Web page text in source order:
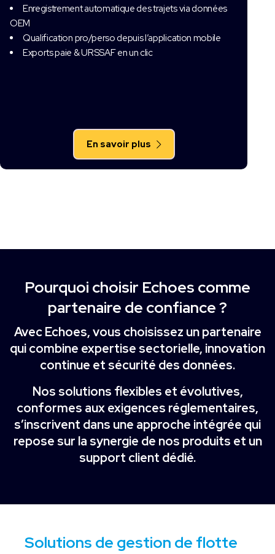
Enregistrement automatique des trajets via données
OEM
Qualification pro/perso depuis l’application mobile
Exports paie & URSSAF en un clic
En savoir plus
Pourquoi choisir Echoes comme
partenaire de confiance ?
Avec Echoes, vous choisissez un partenaire
qui combine expertise sectorielle, innovation
continue et sécurité des données.
Nos solutions flexibles et évolutives,
conformes aux exigences réglementaires,
s’inscrivent dans une approche intégrée qui
repose sur la synergie de nos produits et un
support client dédié.
Solutions de gestion de flotte